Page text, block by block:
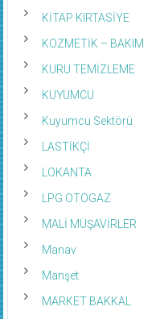
KİTAP KIRTASİYE
KOZMETİK – BAKIM
KURU TEMİZLEME
KUYUMCU
Kuyumcu Sektörü
LASTİKÇİ
LOKANTA
LPG OTOGAZ
MALİ MÜŞAVİRLER
Manav
Manşet
MARKET BAKKAL